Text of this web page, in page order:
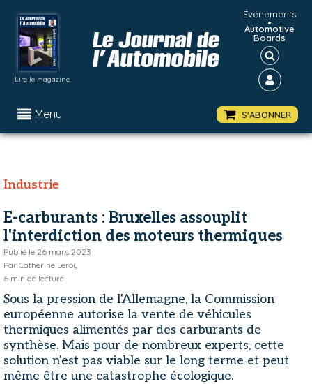
Lire le magazine
Événements
•
Automotive
Boards
Menu S'ABONNER
Industrie
E-carburants : Bruxelles assouplit
l'interdiction des moteurs thermiques
Publié le 26 mars 2023
Par Catherine Leroy
6 min de lecture
Sous la pression de l'Allemagne, la Commission
européenne autorise la vente de véhicules
thermiques alimentés par des carburants de
synthèse. Mais pour de nombreux experts, cette
solution n'est pas viable sur le long terme et peut
même être une catastrophe écologique.